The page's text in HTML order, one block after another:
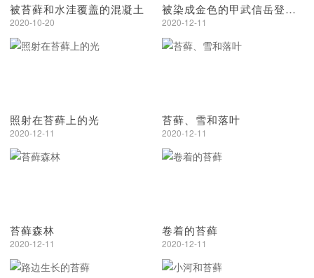
被苔藓和水洼覆盖的混凝土
2020-10-20
被染成金色的甲武信岳登山口的森林
2020-12-11
照射在苔藓上的光
2020-12-11
苔藓、雪和落叶
2020-12-11
苔藓森林
2020-12-11
卷着的苔藓
2020-12-11